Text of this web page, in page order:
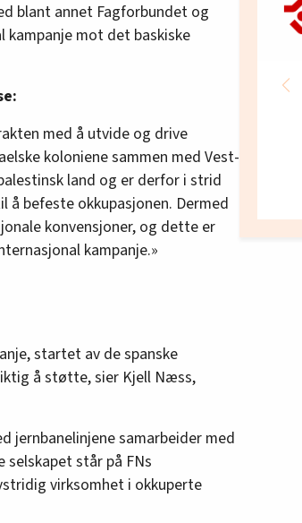
blant annet Fagforbundet og
kampanje mot det baskiske
med å utvide og drive
koloniene sammen med Vest-
land og er derfor i strid
befeste okkupasjonen. Dermed
konvensjoner, og dette er
kampanje.»
startet av de spanske
å støtte, sier Kjell Næss,
jernbanelinjene samarbeider med
står på FNs
virksomhet i okkuperte